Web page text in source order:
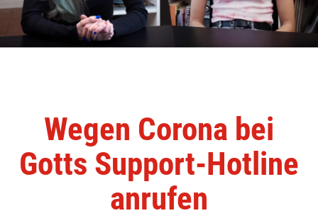
Wegen Corona bei
Gotts Support-Hotline
anrufen